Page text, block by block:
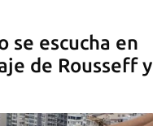
se escucha en
de Rousseff y